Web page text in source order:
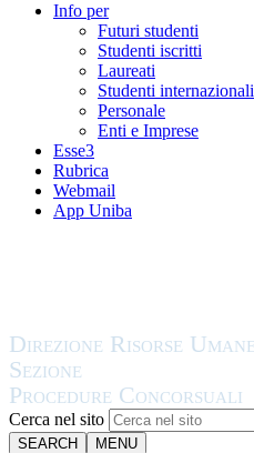
Info per
Futuri studenti
Studenti iscritti
Laureati
Studenti internazionali
Personale
Enti e Imprese
Esse3
Rubrica
Webmail
App Uniba
Cerca nel sito
SEARCH MENU